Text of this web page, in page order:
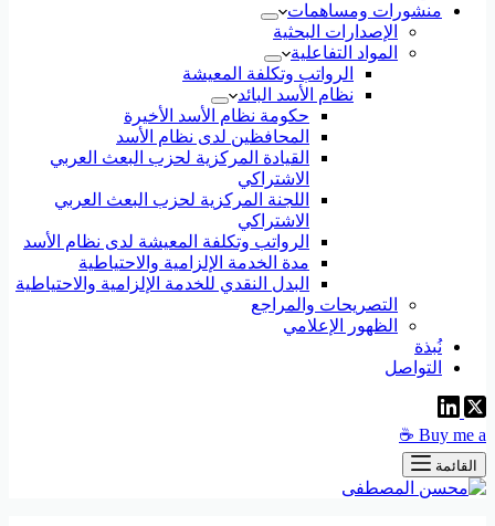
منشورات ومساهمات
الإصدارات البحثية
المواد التفاعلية
الرواتب وتكلفة المعيشة
نظام الأسد البائد
حكومة نظام الأسد الأخيرة
المحافظين لدى نظام الأسد
القيادة المركزية لحزب البعث العربي
الاشتراكي
اللجنة المركزية لحزب البعث العربي
الاشتراكي
الرواتب وتكلفة المعيشة لدى نظام الأسد
مدة الخدمة الإلزامية والاحتياطية
البدل النقدي للخدمة الإلزامية والاحتياطية
التصريحات والمراجع
الظهور الإعلامي
نُبذة
التواصل
Buy me a ☕
القائمة